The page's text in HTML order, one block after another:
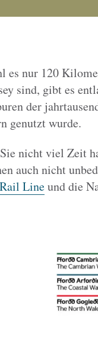
es nur 120
sind, gibt es
der
genutzt wurde.
nicht viel Zeit
auch nicht
Lineund die